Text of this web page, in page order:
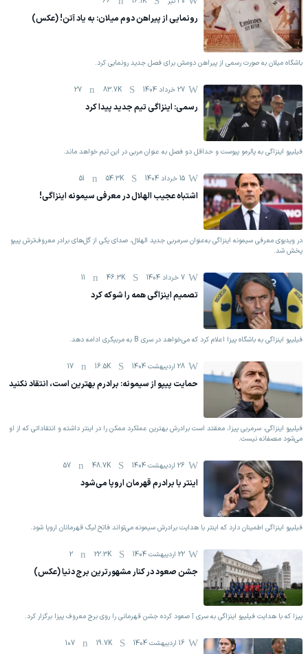
رونمایی از پیراهن دوم میلان: به یاد آتن! (عکس)
باشگاه میلان به صورت رسمی از پیراهن دومش برای فصل جدید رونمایی کرد.
27 خرداد 1404 83.7K
27
رسمی: اینزاگی تیم جدید پیدا کرد
فیلیپو اینزاگی به پالرمو پیوست و حداقل دو فصل به عنوان مربی در این تیم خواهد ماند.
15 خرداد 1404 54.3K
51
اشتباه عجیب الهلال در معرفی سیمونه اینزاگی!
در ویدیوی معرفی سیمونه اینزاگی به‌عنوان سرمربی جدید الهلال، صدای یکی از گل‌های برادر معروف‌ترش پیپو
پخش شد.
7 خرداد 1404 46.3K
11
تصمیم اینزاگی همه را شوکه کرد
فیلیپو اینزاگی به باشگاه پیزا اعلام کرد که می‌خواهد در سری B به مربیگری ادامه دهد.
28 اردیبهشت 1404 16.5K
17
حمایت پیپو از سیمونه: برادرم بهترین است، انتقاد نکنید
فیلیپو اینزاگی، سرمربی پیزا، معقتد است برادرش بهترین عملکرد ممکن را در اینتر داشته و انتقاداتی که از او
می‌شود منصفانه نیست.
26 اردیبهشت 1404 48.7K
57
اینتر با برادرم قهرمان اروپا می‌شود
فیلیپو اینزاگی اطمینان دارد که اینتر با هدایت برادرش سیمونه می‌تواند فاتح لیگ قهرمانان اروپا شود.
22 اردیبهشت 1404 22.3K
2
جشن صعود در کنار مشهورترین برج دنیا (عکس)‏
پیزا که با هدایت فیلیپو اینزاگی به سری آ صعود کرده جشن قهرمانی ‏را روی برج معروف پیزا برگزار کرد. ‏
16 اردیبهشت 1404 19.7K
107